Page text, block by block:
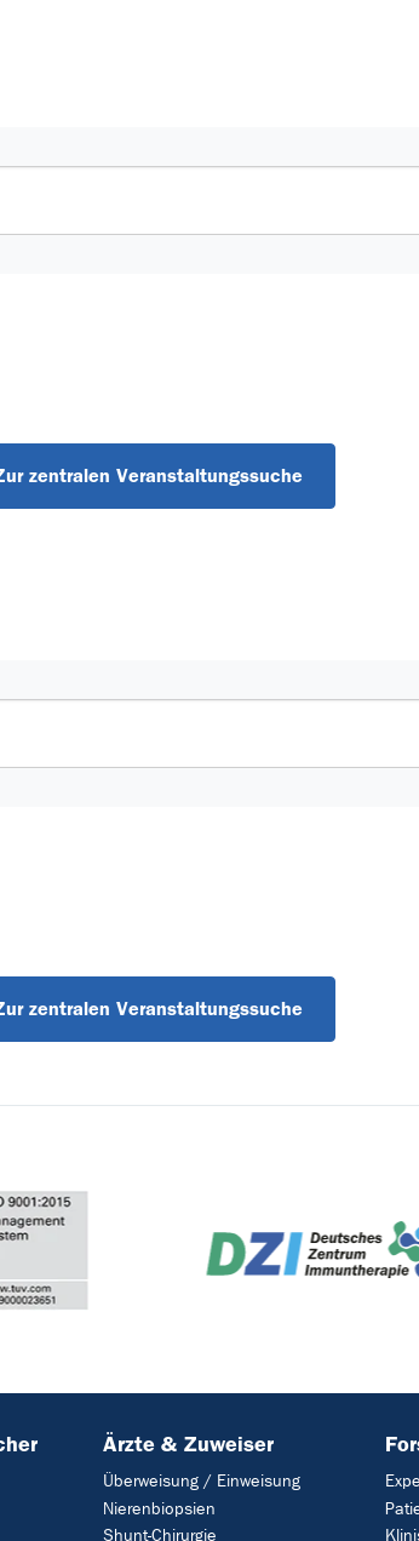
zentralen Veranstaltungssuche
zentralen Veranstaltungssuche
Ärzte & Zuweiser
Überweisung / Einweisung
Nierenbiopsien
Shunt-Chirurgie